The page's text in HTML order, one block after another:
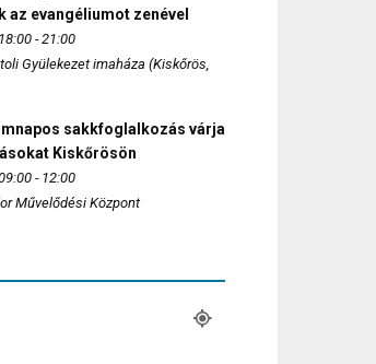
az evangéliumot zenével
- 21:00
Gyülekezet imaháza (Kiskőrös,
sakkfoglalkozás várja
Kiskőrösön
- 12:00
Művelődési Központ